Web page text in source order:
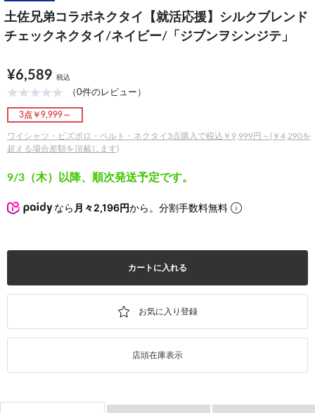
土佐兄弟コラボネクタイ【就活応援】シルクブレンド
チェックネクタイ/ネイビー/「ジブンヲシンジテ」
¥6,589 税込
（0件のレビュー）
3点￥9,999～
ワイシャツ・ビズポロ・ベルト・ネクタイ3点購入で税込￥9,999円～(￥4,290を
超える場合差額を頂戴します)
9/3（木）以降、順次発送予定です。
なら 月々2,196円から。分割手数料無料
カートに入れる
店頭在庫表示